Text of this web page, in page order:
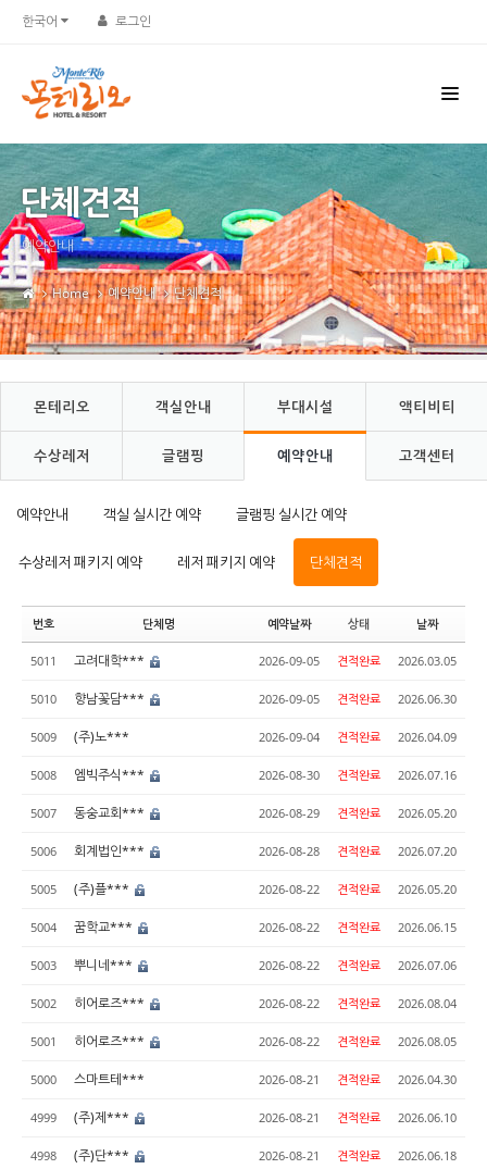
한국어 로그인
단체견적
예약안내
Home 예약안내 단체견적
몬테리오 객실안내 부대시설 액티비티
수상레저 글램핑 예약안내 고객센터
예약안내 객실 실시간 예약 글램핑 실시간 예약
수상레저 패키지 예약 레저 패키지 예약 단체견적
번호 단체명 예약날짜 상태 날짜
5011 고려대학*** 2026-09-05 견적완료 2026.03.05
5010 향남꽃담*** 2026-09-05 견적완료 2026.06.30
5009 (주)노*** 2026-09-04 견적완료 2026.04.09
5008 엠빅주식*** 2026-08-30 견적완료 2026.07.16
5007 동숭교회*** 2026-08-29 견적완료 2026.05.20
5006 회계법인*** 2026-08-28 견적완료 2026.07.20
5005 (주)플*** 2026-08-22 견적완료 2026.05.20
5004 꿈학교*** 2026-08-22 견적완료 2026.06.15
5003 뿌니네*** 2026-08-22 견적완료 2026.07.06
5002 히어로즈*** 2026-08-22 견적완료 2026.08.04
5001 히어로즈*** 2026-08-22 견적완료 2026.08.05
5000 스마트테*** 2026-08-21 견적완료 2026.04.30
4999 (주)제*** 2026-08-21 견적완료 2026.06.10
4998 (주)단*** 2026-08-21 견적완료 2026.06.18
Sketchbook5, 스케치북5